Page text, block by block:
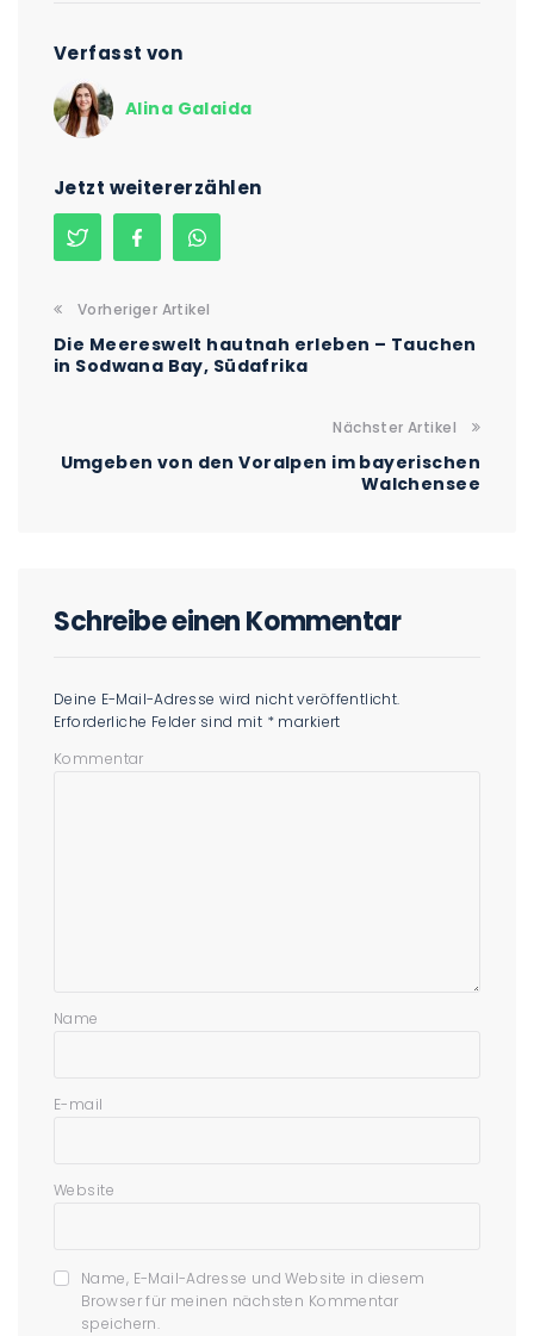
Verfasst von
Alina Galaida
Jetzt weitererzählen
Vorheriger Artikel
Die Meereswelt hautnah erleben – Tauchen
in Sodwana Bay, Südafrika
Nächster Artikel
Umgeben von den Voralpen im bayerischen
Walchensee
Schreibe einen Kommentar
Deine E-Mail-Adresse wird nicht veröffentlicht.
Erforderliche Felder sind mit * markiert
Kommentar
Name
E-mail
Website
Name, E-Mail-Adresse und Website in diesem
Browser für meinen nächsten Kommentar
speichern.